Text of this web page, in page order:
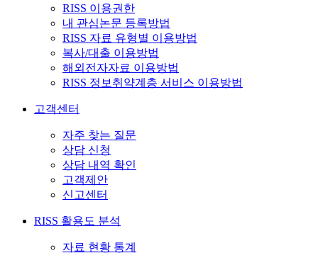
RISS 이용권한
내 관심논문 등록방법
RISS 자료 유형별 이용방법
복사/대출 이용방법
해외전자자료 이용방법
RISS 정보취약계층 서비스 이용방법
고객센터
자주 찾는 질문
상담 신청
상담 내역 확인
고객제안
신고센터
RISS 활용도 분석
자료 현황 통계